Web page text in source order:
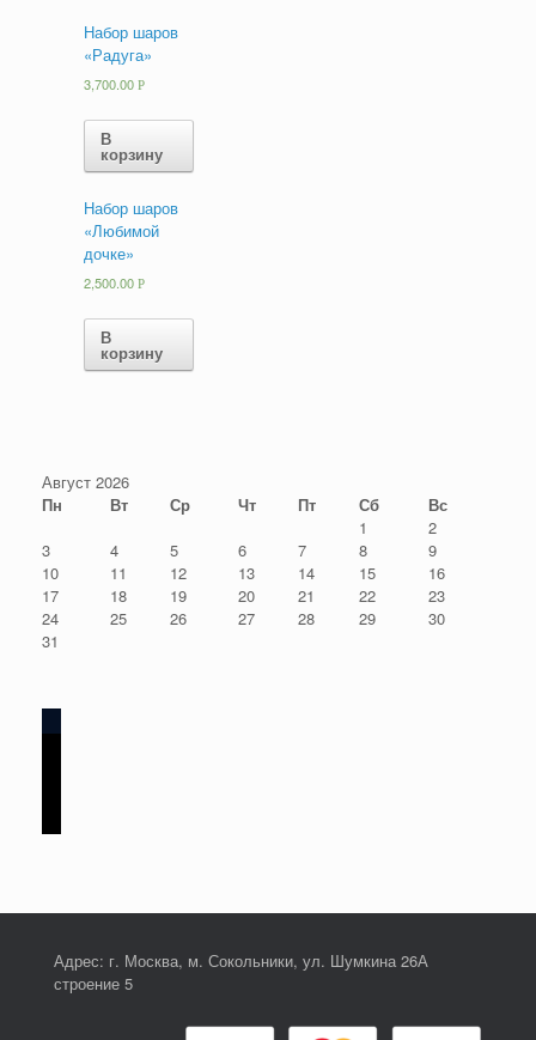
Набор шаров
«Радуга»
3,700.00 Р
В
корзину
Набор шаров
«Любимой
дочке»
2,500.00 Р
В
корзину
Август 2026
Пн
Вт Ср Чт Пт Сб
Вс
1
2
3
4 5 6 7 8
9
10
11 12 13 14 15
16
17
18 19 20 21 22
23
24
25 26 27 28 29
30
31
instagram
Адрес: г. Москва, м. Сокольники, ул. Шумкина 26А
строение 5